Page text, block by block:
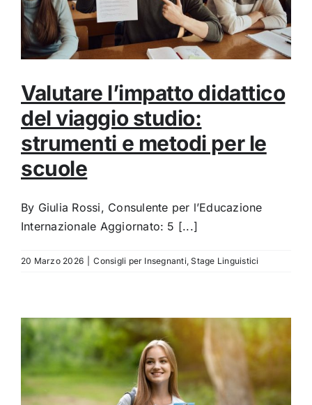
Valutare l’impatto didattico
del viaggio studio:
strumenti e metodi per le
scuole
By Giulia Rossi, Consulente per l’Educazione
Internazionale Aggiornato: 5 [...]
20 Marzo 2026 Consigli per Insegnanti ,Stage Linguistici